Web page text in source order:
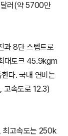
러(약 5700만
과 8단 스텝트로
대토크 45.9kgm
다. 국내 연비는
고속도로 12.3)
고속도는 250k